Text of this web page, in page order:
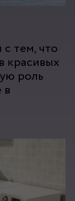
с тем, что
красивых
роль
в